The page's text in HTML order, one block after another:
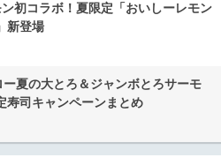
初コラボ！夏限定「おいしーレモン
新登場
夏の大とろ＆ジャンボとろサーモ
司キャンペーンまとめ